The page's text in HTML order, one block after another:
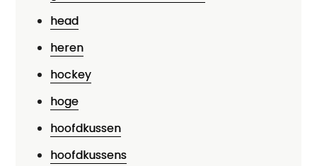
head
heren
hockey
hoge
hoofdkussen
hoofdkussens